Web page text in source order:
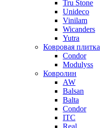
Tru Stone
Unideco
Vinilam
Wicanders
Yutra
Ковровая плитка
Condor
Modulyss
Ковролин
AW
Balsan
Balta
Condor
ITC
Real